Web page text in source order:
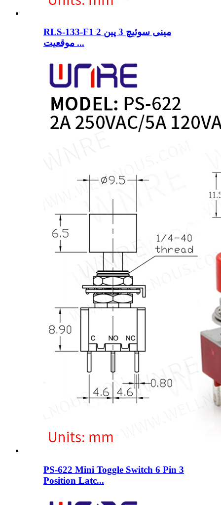
RLS-133-F1 مینی سوئیچ 3 پین 2
موقعیت ...
PS-622 Mini Toggle Switch 6 Pin 3
Position Latc...